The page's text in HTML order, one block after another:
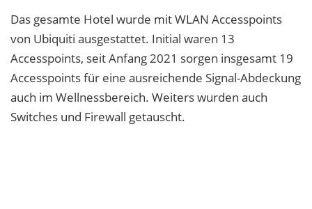
Das gesamte Hotel wurde mit WLAN Accesspoints
von Ubiquiti ausgestattet. Initial waren 13
Accesspoints, seit Anfang 2021 sorgen insgesamt 19
Accesspoints für eine ausreichende Signal-Abdeckung
auch im Wellnessbereich. Weiters wurden auch
Switches und Firewall getauscht.